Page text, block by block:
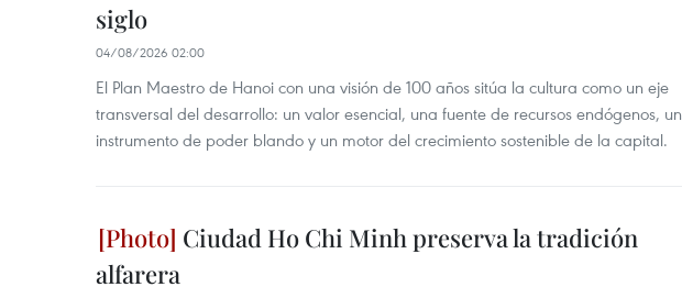
siglo
04/08/2026 02:00
El Plan Maestro de Hanoi con una visión de 100 años sitúa la cultura como un eje
transversal del desarrollo: un valor esencial, una fuente de recursos endógenos, un
instrumento de poder blando y un motor del crecimiento sostenible de la capital.
Ciudad Ho Chi Minh preserva la tradición
alfarera